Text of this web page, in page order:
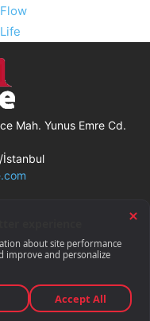
Mah. Yunus Emre Cd.
İstanbul